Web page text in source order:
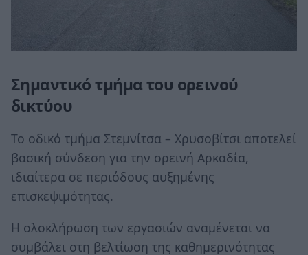
Σημαντικό τμήμα του ορεινού
δικτύου
Το οδικό τμήμα Στεμνίτσα – Χρυσοβίτσι αποτελεί
βασική σύνδεση για την ορεινή Αρκαδία,
ιδιαίτερα σε περιόδους αυξημένης
επισκεψιμότητας.
Η ολοκλήρωση των εργασιών αναμένεται να
συμβάλει στη βελτίωση της καθημερινότητας